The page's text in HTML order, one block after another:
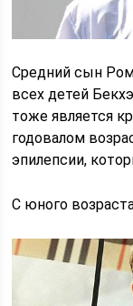
Средний сын
всех детей
тоже является
годовалом
эпилепсии,
С юного